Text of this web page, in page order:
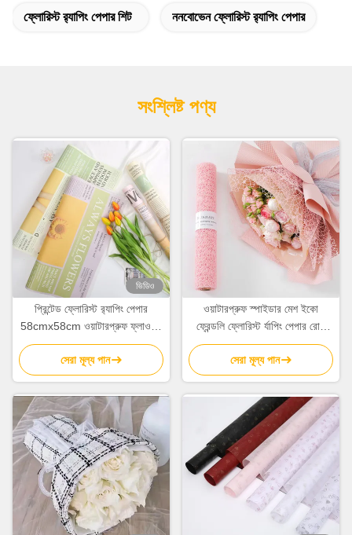
ফ্লোরিস্ট র‌্যাপিং পেপার শিট ননবোভেন ফ্লোরিস্ট র‌্যাপিং পেপার
সংশ্লিষ্ট পণ্য
ভিডিও
প্রিন্টেড ফ্লোরিস্ট র‌্যাপিং পেপার
58cmx58cm ওয়াটারপ্রুফ ফ্লাওয়ার
র‌্যাপিং পেপার 80gsm
সেরা মূল্য পান
ওয়াটারপ্রুফ স্পাইডার মেশ ইকো
ফ্রেন্ডলি ফ্লোরিস্ট র্যাপিং পেপার রোল
50cm*5Y
সেরা মূল্য পান